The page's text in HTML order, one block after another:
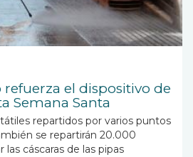
el dispositivo de
Semana Santa
repartidos por varios puntos
se repartirán 20.000
las cáscaras de las pipas